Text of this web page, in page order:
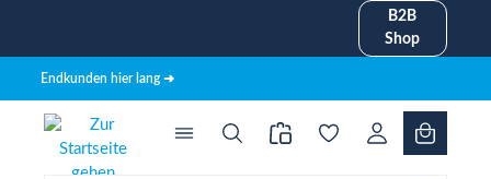
B2B
Shop
Endkunden hier lang ➜